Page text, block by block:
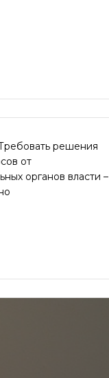
решения
от
органов власти –